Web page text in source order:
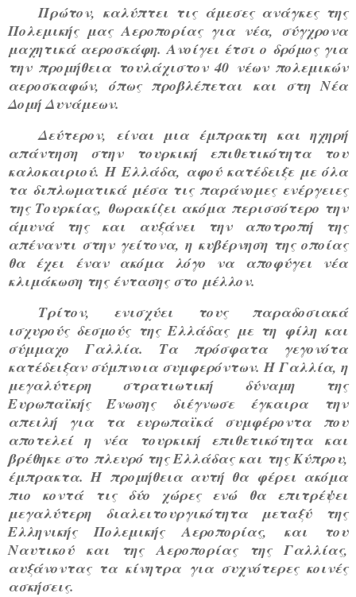
Πρώτον, καλύπτει τις άμεσες ανάγκες της
Πολεμικής μας Αεροπορίας για νέα, σύγχρονα
μαχητικά αεροσκάφη. Ανοίγει έτσι ο δρόμος για
την προμήθεια τουλάχιστον 40 νέων πολεμικών
αεροσκαφών, όπως προβλέπεται και στη Νέα
Δομή Δυνάμεων.
Δεύτερον, είναι μια έμπρακτη και ηχηρή
απάντηση στην τουρκική επιθετικότητα του
καλοκαιριού. Η Ελλάδα, αφού κατέδειξε με όλα
τα διπλωματικά μέσα τις παράνομες ενέργειες
της Τουρκίας, θωρακίζει ακόμα περισσότερο την
άμυνά της και αυξάνει την αποτροπή της
απέναντι στην γείτονα, η κυβέρνηση της οποίας
θα έχει έναν ακόμα λόγο να αποφύγει νέα
κλιμάκωση της έντασης στο μέλλον.
Τρίτον, ενισχύει τους παραδοσιακά
ισχυρούς δεσμούς της Ελλάδας με τη φίλη και
σύμμαχο Γαλλία. Τα πρόσφατα γεγονότα
κατέδειξαν σύμπνοια συμφερόντων. Η Γαλλία, η
μεγαλύτερη στρατιωτική δύναμη της
Ευρωπαϊκής Ένωσης διέγνωσε έγκαιρα την
απειλή για τα ευρωπαϊκά συμφέροντα που
αποτελεί η νέα τουρκική επιθετικότητα και
βρέθηκε στο πλευρό της Ελλάδας και της Κύπρου,
έμπρακτα. Η προμήθεια αυτή θα φέρει ακόμα
πιο κοντά τις δύο χώρες ενώ θα επιτρέψει
μεγαλύτερη διαλειτουργικότητα μεταξύ της
Ελληνικής Πολεμικής Αεροπορίας, και του
Ναυτικού και της Αεροπορίας της Γαλλίας,
αυξάνοντας τα κίνητρα για συχνότερες κοινές
ασκήσεις.